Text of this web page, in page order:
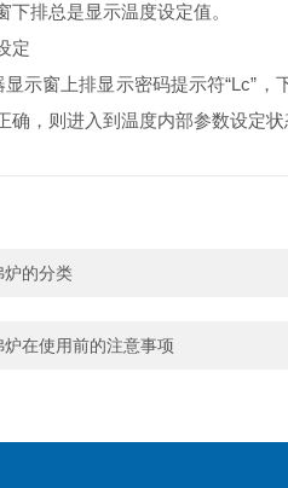
排总是显示温度设定值。
定
示窗上排显示密码提示符“Lc”
确，则进入到温度内部参数设定
炉的分类
炉在使用前的注意事项